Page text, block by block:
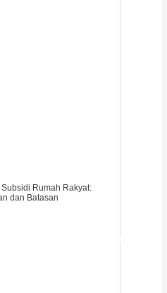
Rumah Rakyat:
dan Batasan